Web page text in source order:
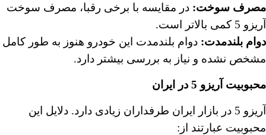
مصرف سوخت: در مقایسه با برخی رقبا، مصرف سوخت
آریزو 5 کمی بالاتر است.
دوام بلندمدت: دوام بلندمدت این خودرو هنوز به طور کامل
مشخص نشده و نیاز به بررسی بیشتر دارد.
محبوبیت آریزو 5 در ایران
آریزو 5 در بازار ایران طرفداران زیادی دارد. دلایل این
محبوبیت عبارتند از: